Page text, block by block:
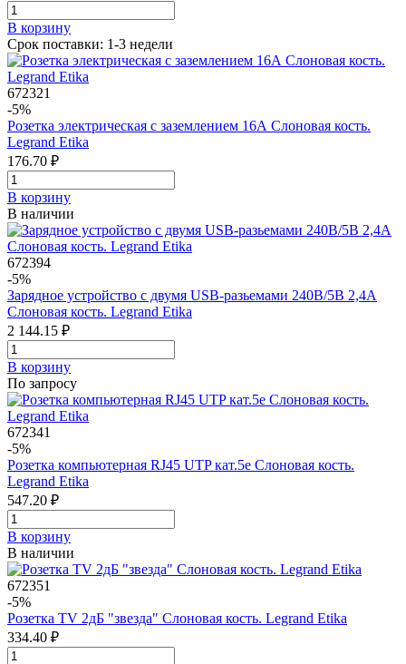
В корзинy
Срок поставки: 1-3 недели
672321
-5%
Розетка электрическая с заземлением 16А Слоновая кость.
Legrand Etika
176.70 ₽
В корзинy
В наличии
672394
-5%
Зарядное устройство с двумя USB-разьемами 240В/5В 2,4А
Слоновая кость. Legrand Etika
2 144.15 ₽
В корзинy
По запросу
672341
-5%
Розетка компьютерная RJ45 UTP кат.5e Слоновая кость.
Legrand Etika
547.20 ₽
В корзинy
В наличии
672351
-5%
Розетка TV 2дБ "звезда" Слоновая кость. Legrand Etika
334.40 ₽